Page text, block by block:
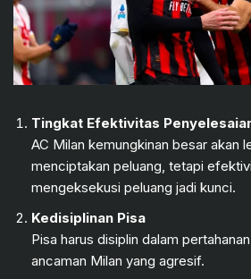
Tingkat Efektivitas
AC Milan kemungkinan besar akan
menciptakan peluang, tetapi
mengeksekusi peluang jadi kunci.
Kedisiplinan Pisa
Pisa harus disiplin dalam
ancaman Milan yang agresif.